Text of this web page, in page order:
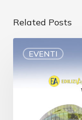
Related Posts
EVENTI